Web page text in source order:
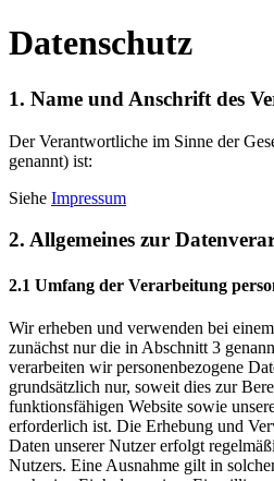
Datenschutz
1. Name und Anschrift des
Der Verantwortliche im Sinne der
genannt) ist:
Siehe Impressum
2. Allgemeines zur
2.1 Umfang der Verarbeitung
Wir erheben und verwenden bei
zunächst nur die in Abschnitt 3
verarbeiten wir personenbezogene
grundsätzlich nur, soweit dies zur
funktionsfähigen Website sowie
erforderlich ist. Die Erhebung und
Daten unserer Nutzer erfolgt
Nutzers. Eine Ausnahme gilt in